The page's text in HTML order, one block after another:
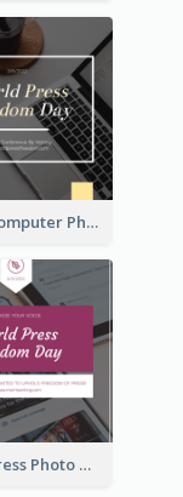
Yellow Computer Photo World Press Freedom Day Instagram Post
Purple Press Photo World Press Freedom Day Instagram Post